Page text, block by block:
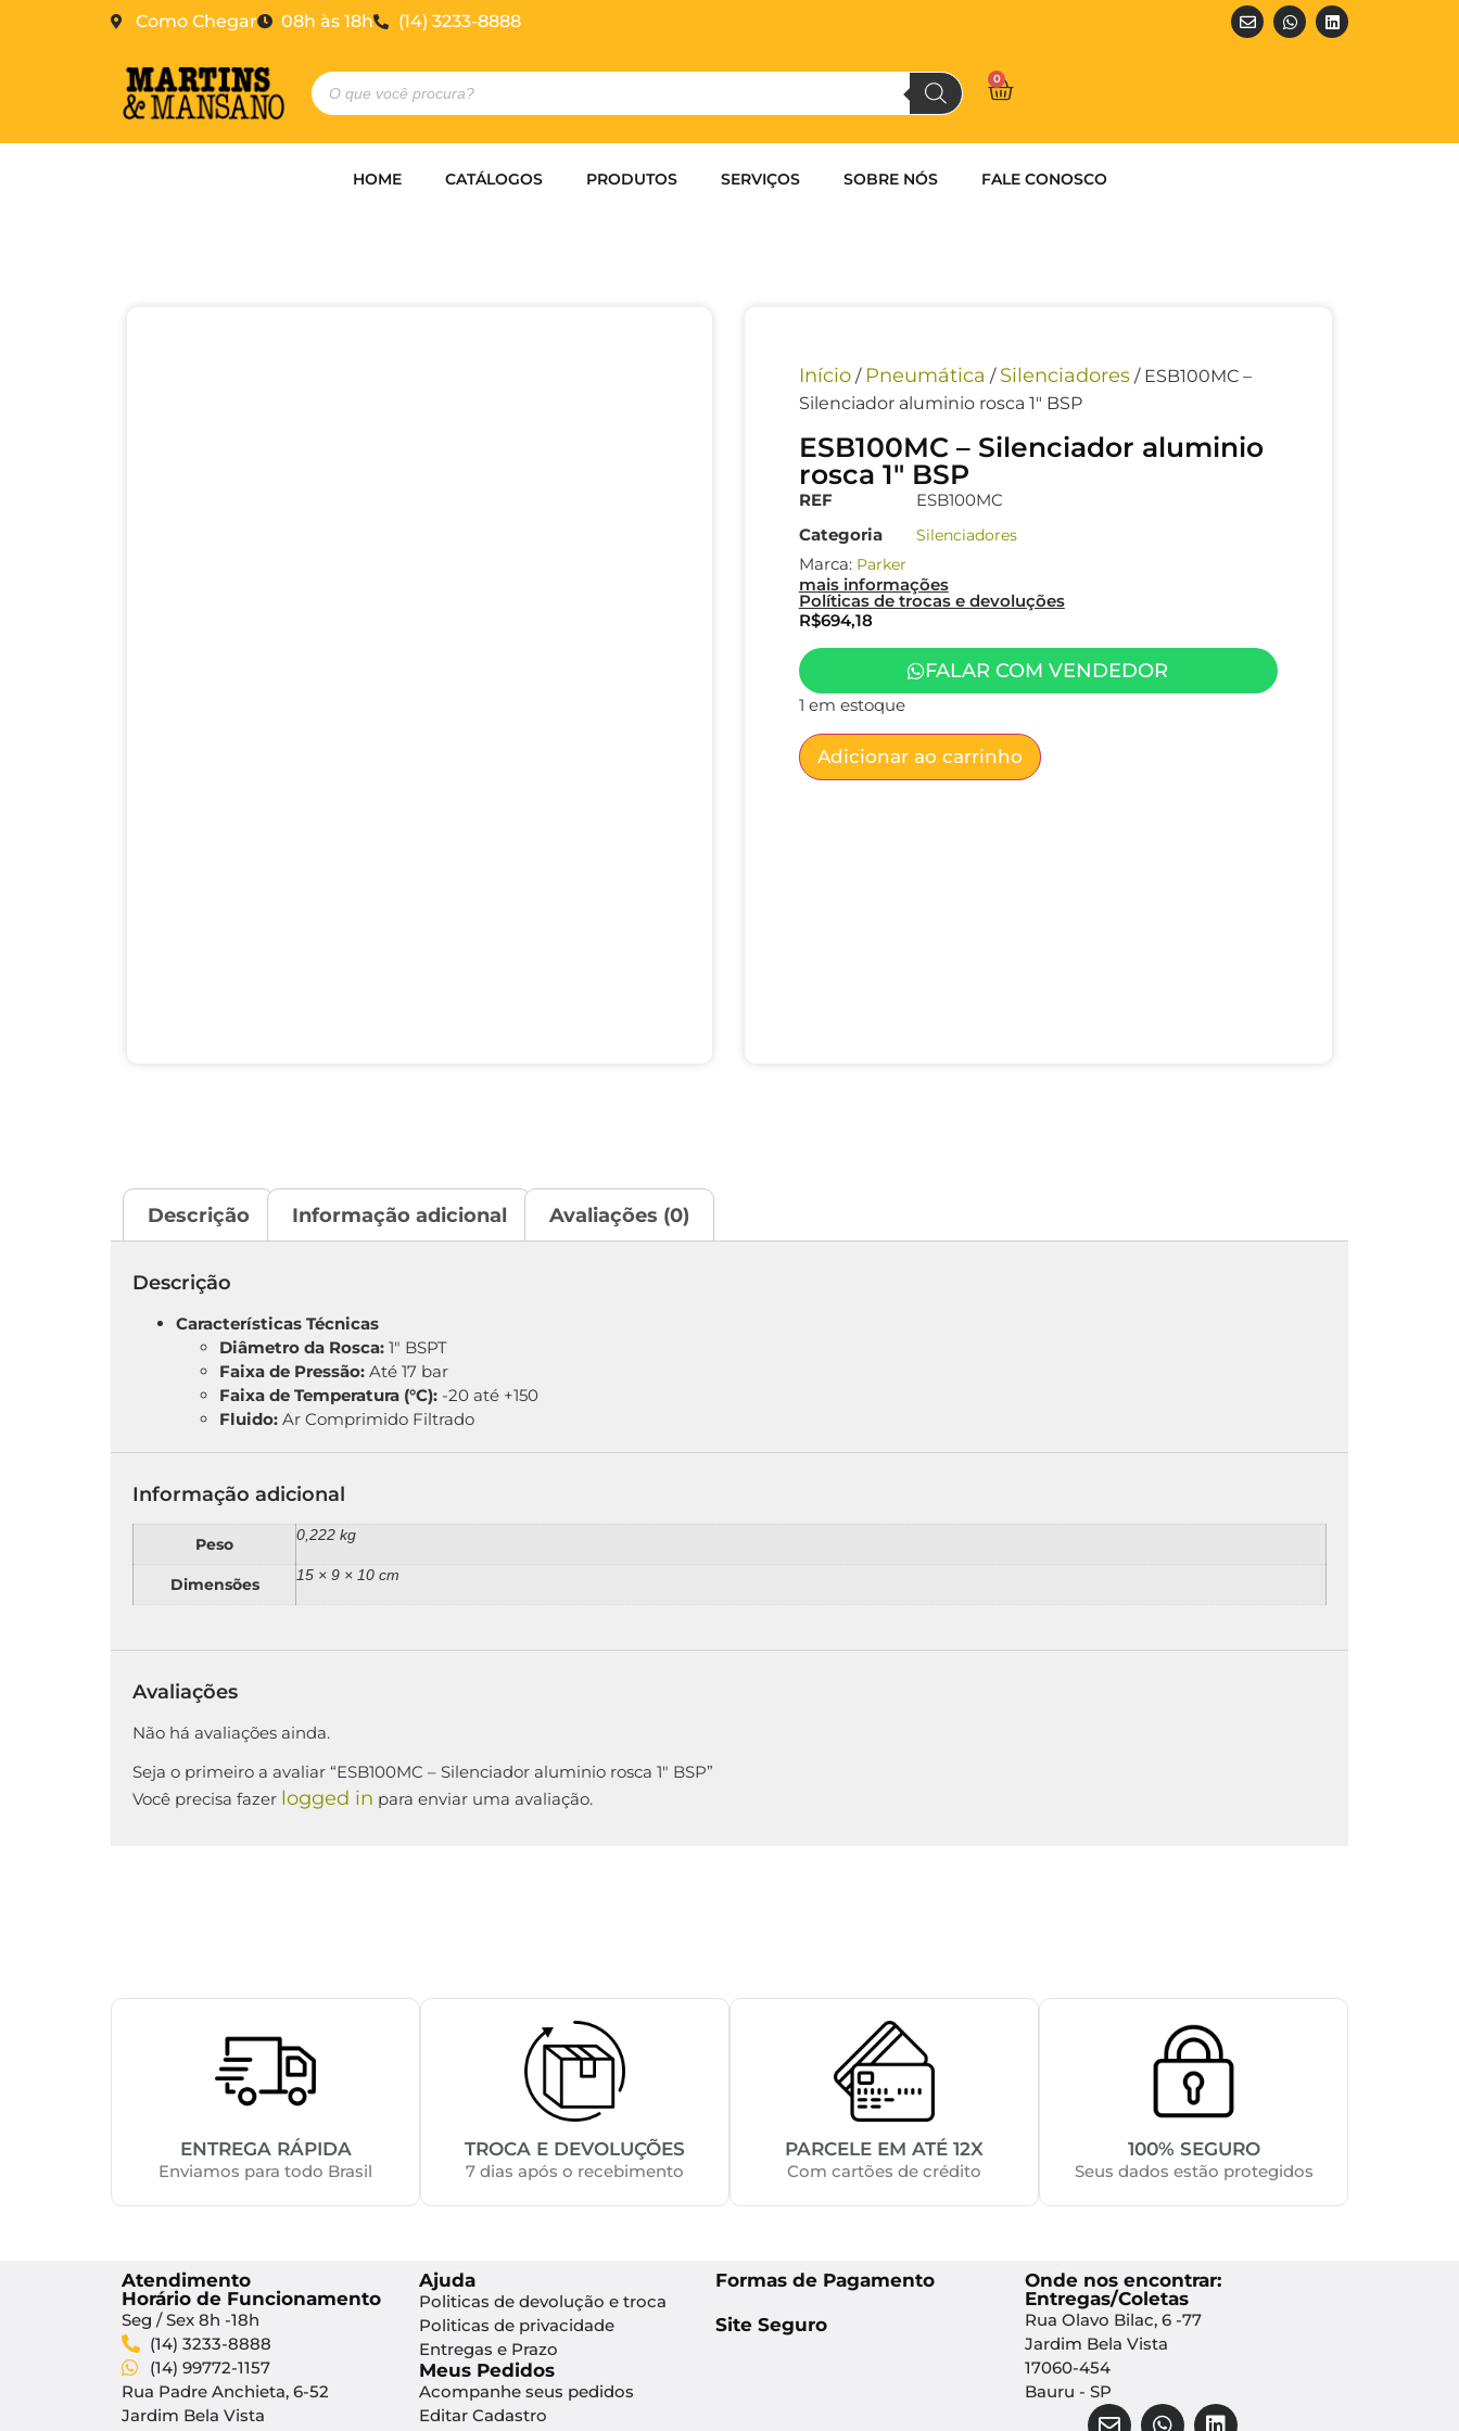
Como Chegar 08h às 18h (14) 3233-8888
0
HOME CATÁLOGOS PRODUTOS SERVIÇOS SOBRE NÓS FALE CONOSCO
Início/ Pneumática / Silenciadores/ ESB100MC –
Silenciador aluminio rosca 1″ BSP
ESB100MC – Silenciador aluminio
rosca 1″ BSP
REF
ESB100MC
Categoria
Silenciadores
Marca: Parker
mais informações
Políticas de trocas e devoluções
R$694,18
FALAR COM VENDEDOR
1 em estoque
Adicionar ao carrinho
Descrição Informação adicional Avaliações (0)
Descrição
Características Técnicas
Diâmetro da Rosca: 1″ BSPT
Faixa de Pressão: Até 17 bar
Faixa de Temperatura (°C): -20 até +150
Fluido: Ar Comprimido Filtrado
Informação adicional
Peso
0,222 kg
Dimensões
15 × 9 × 10 cm
Avaliações
Não há avaliações ainda.
Seja o primeiro a avaliar “ESB100MC – Silenciador aluminio rosca 1″ BSP”
Você precisa fazer logged in para enviar uma avaliação.
ENTREGA RÁPIDA
Enviamos para todo Brasil
TROCA E DEVOLUÇÕES
7 dias após o recebimento
PARCELE EM ATÉ 12X
Com cartões de crédito
100% SEGURO
Seus dados estão protegidos
Atendimento
Horário de Funcionamento
Seg / Sex 8h -18h
(14) 3233-8888
(14) 99772-1157
Rua Padre Anchieta, 6-52
Jardim Bela Vista
Ajuda
Politicas de devolução e troca
Politicas de privacidade
Entregas e Prazo
Meus Pedidos
Acompanhe seus pedidos
Editar Cadastro
Formas de Pagamento
Site Seguro
Onde nos encontrar:
Entregas/Coletas
Rua Olavo Bilac, 6 -77
Jardim Bela Vista
17060-454
Bauru - SP